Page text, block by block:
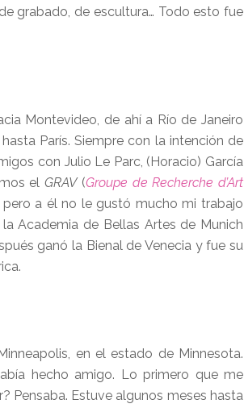
grabado, de escultura… Todo esto fue
Montevideo, de ahí a Río de Janeiro
París. Siempre con la intención de
con Julio Le Parc, (Horacio) García
el GRAV(Groupe de Recherche d’Art
a él no le gustó mucho mi trabajo
Academia de Bellas Artes de Munich
ganó la Bienal de Venecia y fue su
en el estado de Minnesota.
hecho amigo. Lo primero que me
Pensaba. Estuve algunos meses hasta